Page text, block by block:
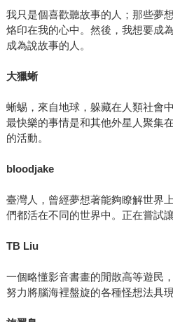
我只是個喜歡聽故事的人；那些夢
烙印在我的心中。然後，我想要成
成為說故事的人。
大獵蜥
蜥蜴，來自地球，躲藏在人類社會
最快樂的事情是和其他外星人聚集
的活動。
bloodjake
臺灣人，曾經夢想著能夠瞭解世界
們都活在不同的世界中。正在嘗試
TB Liu
一個略懂影音書畫的閒散高等遊民，
努力將腦海裡盤旋的各種怪想法具現